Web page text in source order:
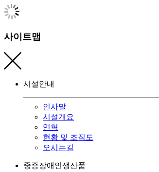
사이트맵
시설안내
인사말
시설개요
연혁
현황 및 조직도
오시는길
중증장애인생산품